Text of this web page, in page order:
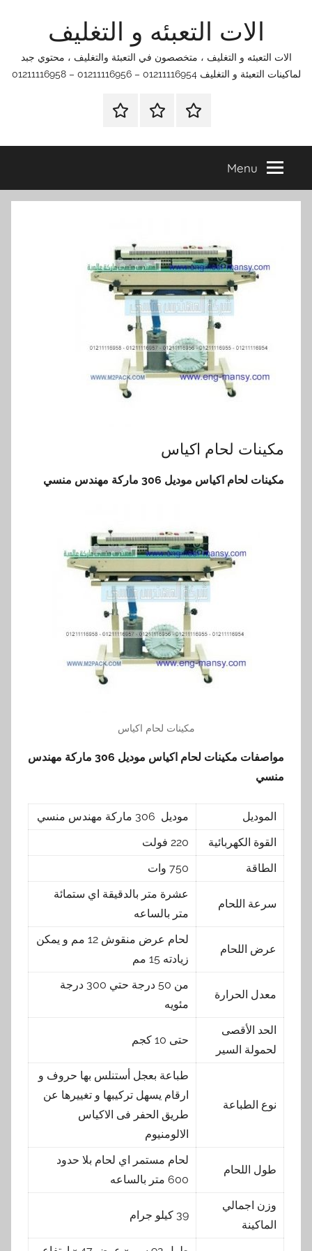
الات التعبئه و التغليف
الات التعبئه و التغليف ، متخصصون في التعبئة والتغليف ، محتوي جبد
لماكينات التعبئة و التغليف 01211116954 – 01211116956 – 01211116958
الرئيسيةاتصل
اتـصـل
في
التي
Menu
مكينات لحام اكياس
مكينات لحام اكياس موديل 306 ماركة مهندس منسي
مكينات لحام اكياس
مواصفات مكينات لحام اكياس
موديل 306 ماركة مهندس
منسي
الموديل
موديل 306 ماركة مهندس منسي
القوة الكهربائية
220 فولت
الطاقة
750 وات
سرعة اللحام
عشرة متر بالدقيقة اي ستمائة
متر بالساعه
عرض اللحام
لحام عرض منقوش 12 مم و يمكن
زيادته 15 مم
معدل الحرارة
من 50 درجة حتي 300 درجة
مئويه
الحد الأقصى
لحمولة السير
حتى 10 كجم
نوع الطباعة
طباعة بعجل أستنلس بها حروف و
ارقام يسهل تركيبها و تغييرها عن
طريق الحفر فى الاكياس
الالومنيوم
طول اللحام
لحام مستمر اي لحام بلا حدود
600 متر بالساعه
وزن اجمالي
الماكينة
39 كيلو جرام